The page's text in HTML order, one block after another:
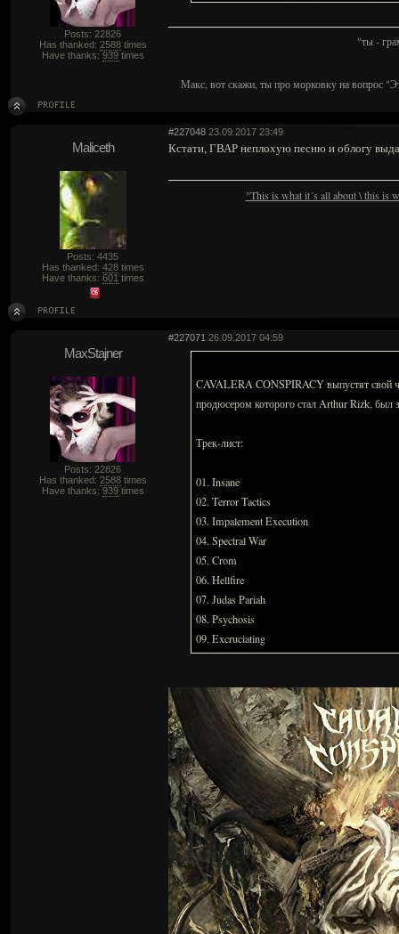
Posts: 22826
Has thanked: 2588times
Have thanks: 939times
"ты -
Макс, вот скажи, ты про морковку на вопрос
#227048 23.09.2017 23:49
Maliceth
Posts: 4435
Has thanked: 428times
Have thanks: 601 times
Кстати, ГВАР неплохую песню и облогу
"This is what it´s all about \ this is
#227071 26.09.2017 04:59
MaxStajner
Posts: 22826
Has thanked: 2588times
Have thanks: 939times
CAVALERA CONSPIRACY выпустят свой
продюсером которого стал Arthur Rizk, был
Трек-лист:
01. Insane
02. Terror Tactics
03. Impalement Execution
04. Spectral War
05. Crom
06. Hellfire
07. Judas Pariah
08. Psychosis
09. Excruciating